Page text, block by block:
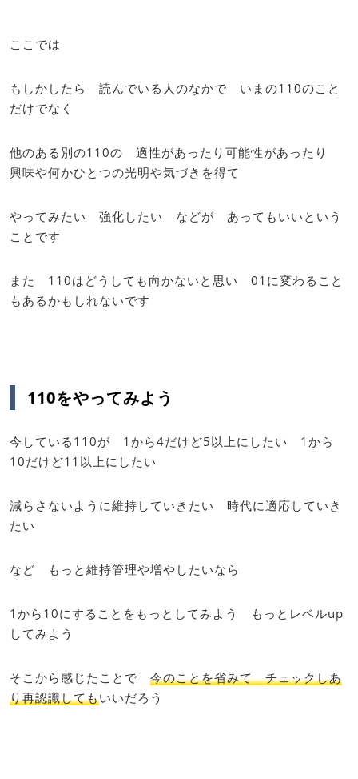
ここでは
もしかしたら 読んでいる人のなかで いまの110のこと
だけでなく
他のある別の110の 適性があったり可能性があったり
興味や何かひとつの光明や気づきを得て
やってみたい 強化したい などが あってもいいという
ことです
また 110はどうしても向かないと思い 01に変わること
もあるかもしれないです
110をやってみよう
今している110が 1から4だけど5以上にしたい 1から
10だけど11以上にしたい
減らさないように維持していきたい 時代に適応していき
たい
など もっと維持管理や増やしたいなら
1から10にすることをもっとしてみよう もっとレベルup
してみよう
そこから感じたことで 今のことを省みて チェックしあ
り再認識してもいいだろう